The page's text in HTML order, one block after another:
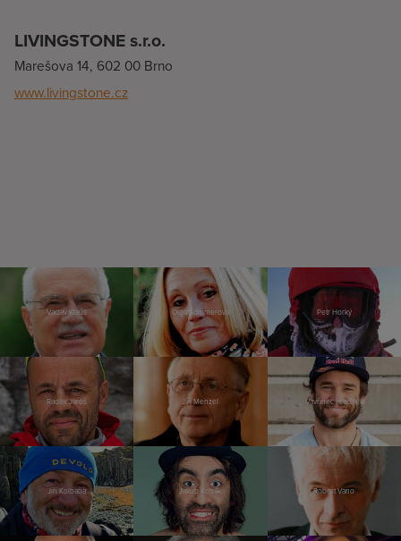
LIVINGSTONE s.r.o.
Marešova 14, 602 00 Brno
www.livingstone.cz
Václav Klaus Olga Sommerová Petr Horký
Radek Jaroš Jiří Menzel Vavřinec Hradilek
Jiří Kolbaba Jakub Kohák Robert Vano